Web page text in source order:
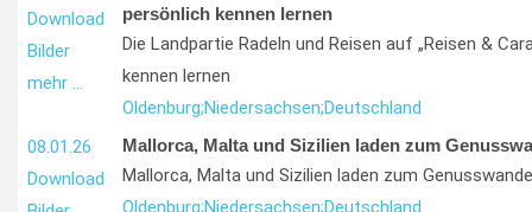
Download
Bilder
mehr …
persönlich kennen lernen
Die Landpartie Radeln und Reisen auf „Reisen &
kennen lernen
Oldenburg;Niedersachsen;Deutschland
08.01.26
Download
Mallorca, Malta und Sizilien laden zum
Mallorca, Malta und Sizilien laden zum
Oldenburg;Niedersachsen;Deutschland